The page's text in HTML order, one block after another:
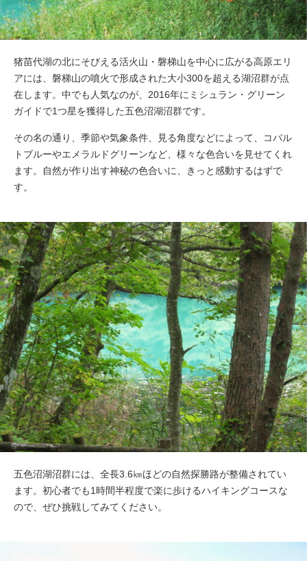
猪苗代湖の北にそびえる活火山・磐梯山を中心に広がる高原エリ
アには、磐梯山の噴火で形成された大小300を超える湖沼群が点
在します。中でも人気なのが、2016年にミシュラン・グリーン
ガイドで1つ星を獲得した五色沼湖沼群です。
その名の通り、季節や気象条件、見る角度などによって、コバル
トブルーやエメラルドグリーンなど、様々な色合いを見せてくれ
ます。自然が作り出す神秘の色合いに、きっと感動するはずで
す。
五色沼湖沼群には、全長3.6㎞ほどの自然探勝路が整備されてい
ます。初心者でも1時間半程度で楽に歩けるハイキングコースな
ので、ぜひ挑戦してみてください。